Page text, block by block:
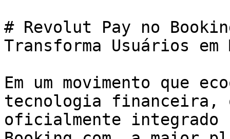
# Revolut Pay no
Transforma Usuários em
Em um movimento que
tecnologia financeira,
oficialmente integrado